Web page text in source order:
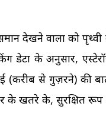
देखने वालों को
डेटा के अनुसार,
(करीब से गुज़रने) की
के खतरे के, सुरक्षित